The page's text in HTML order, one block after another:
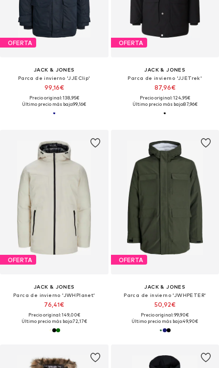
OFERTA
JACK & JONES
Parca de invierno 'JJEClip'
99,16€
Precio original: 138,95€
Último precio más bajo:99,16€
OFERTA
JACK & JONES
Parca de invierno 'JJETrek'
87,96€
Precio original: 124,95€
Último precio más bajo:87,96€
OFERTA
JACK & JONES
Parca de invierno 'JWHPlanet'
76,41€
Precio original: 149,00€
Último precio más bajo:72,17€
OFERTA
JACK & JONES
Parca de invierno 'JWHPETER'
50,92€
Precio original: 99,90€
Último precio más bajo:49,90€